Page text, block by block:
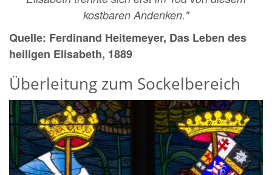
kostbaren Andenken."
Quelle: Ferdinand Heitemeyer, Das Leben des
heiligen Elisabeth, 1889
Überleitung zum Sockelbereich